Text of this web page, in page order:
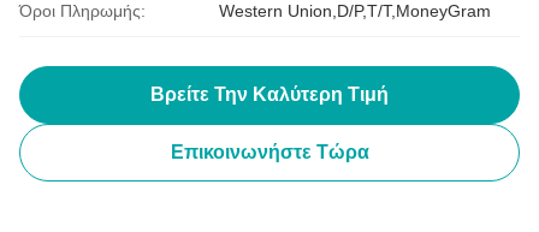
Όροι Πληρωμής: Western Union,D/P,T/T,MoneyGram
Βρείτε Την Καλύτερη Τιμή
Επικοινωνήστε Τώρα